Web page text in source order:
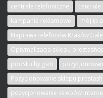
centrale telefoniczne
centrale
kampanie reklamowe
mój ip
Naprawa telefonów Kraków
Optymalizacja sklepu
podsłuchy gsm
Pozycjonowanie sklepu
pozycjonowanie sklepów